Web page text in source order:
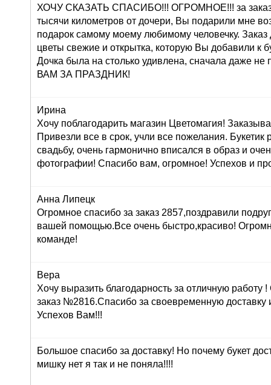
ХОЧУ СКАЗАТЬ СПАСИБО!!! ОГРОМНОЕ!!! за заказ
тысячи километров от дочери, Вы подарили мне
подарок самому моему любимому человечку.
цветы свежие и открытка, которую Вы добавили к
Дочка была на столько удивлена, сначала даже
ВАМ ЗА ПРАЗДНИК!
Ирина
Хочу поблагодарить магазин Цветомагия!
Привезли все в срок, учли все пожелания. Букетик
свадьбу, очень гармонично вписался в образ и
фотографии! Спасибо вам, огромное! Успехов и
Анна Липецк
Огромное спасибо за заказ 2857,поздравили
вашей помощью.Все очень быстро,красиво!
команде!
Вера
Хочу выразить благодарность за отличную
заказ №2816.Спасибо за своевременную
Успехов Вам!!!
Большое спасибо за доставку! Но почему букет
мишку нет я так и не поняла!!!!